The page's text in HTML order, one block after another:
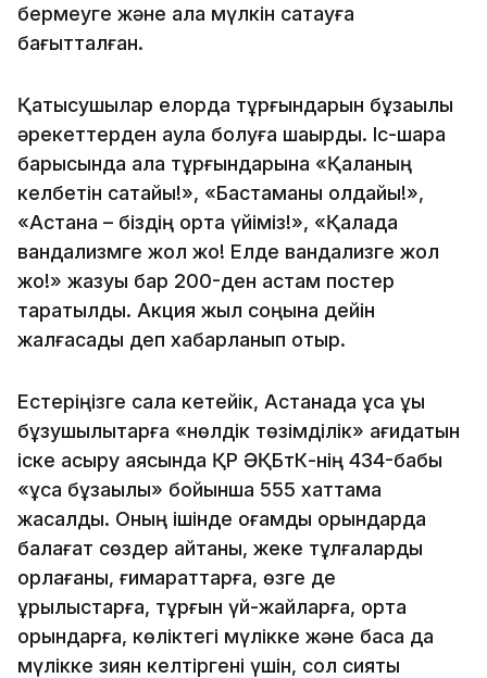
бермеуге және қала мүлкін сақтауға
бағытталған.
Қатысушылар елорда тұрғындарын бұзақылық
әрекеттерден аулақ болуға шақырды. Іс-шара
барысында қала тұрғындарына «Қаланың
келбетін сақтайық!», «Бастаманы қолдайық!»,
«Астана – біздің ортақ үйіміз!», «Қалада
вандализмге жол жоқ! Елде вандализге жол
жоқ!» жазуы бар 200-ден астам постер
таратылды. Акция жыл соңына дейін
жалғасады деп хабарланып отыр.
Естеріңізге сала кетейік, Астанада ұсақ құқық
бұзушылықтарға «нөлдік төзімділік» қағидатын
іске асыру аясында ҚР ӘҚБтК-нің 434-бабы
«ұсақ бұзақылық» бойынша 555 хаттама
жасалды. Оның ішінде қоғамдық орындарда
балағат сөздер айтқаны, жеке тұлғаларды
қорлағаны, ғимараттарға, өзге де
құрылыстарға, тұрғын үй-жайларға, ортақ
орындарға, көліктегі мүлікке және басқа да
мүлікке зиян келтіргені үшін, сол сияқты